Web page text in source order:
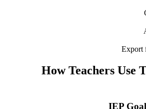
Export
How Teachers Use
IEP